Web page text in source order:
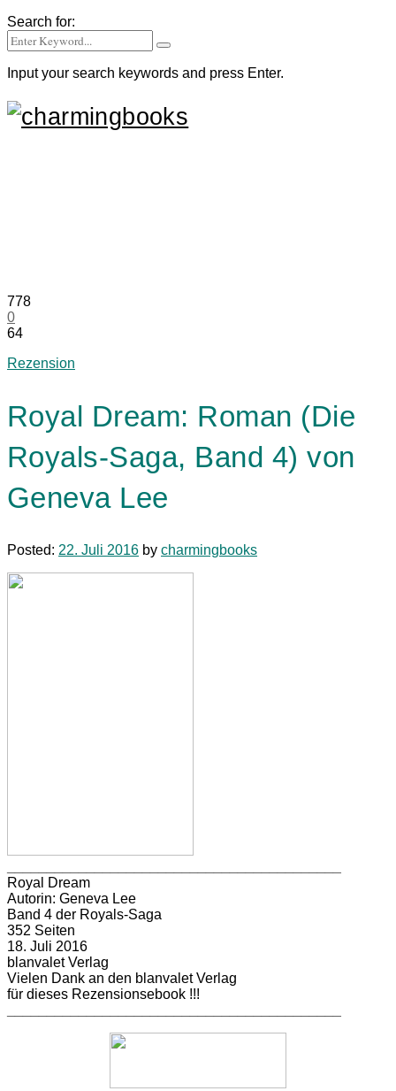
Search for:
Input your search keywords and press Enter.
778
0
64
Rezension
Royal Dream: Roman (Die
Royals-Saga, Band 4) von
Geneva Lee
Posted: 22. Juli 2016 by charmingbooks
Royal Dream
Autorin: Geneva Lee
Band 4 der Royals-Saga
352 Seiten
18. Juli 2016
blanvalet Verlag
Vielen Dank an den blanvalet Verlag
für dieses Rezensionsebook !!!